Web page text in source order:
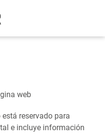
web
reservado para
e incluye información